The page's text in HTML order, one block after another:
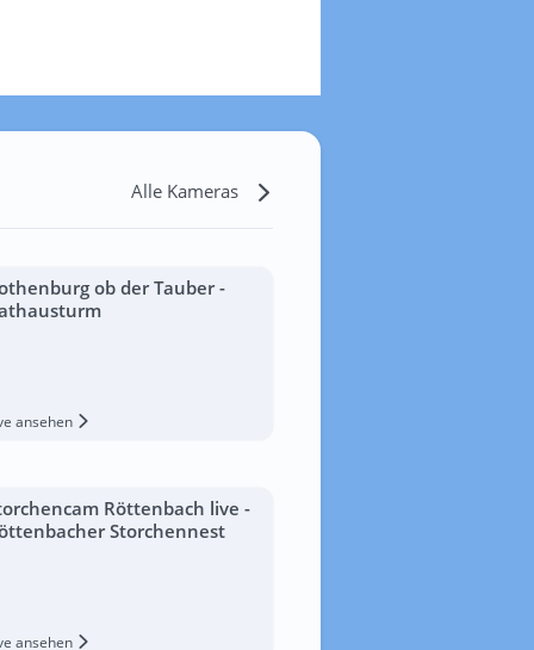
Alle Kameras
ob der Tauber -
ansehen
Röttenbach live -
Storchennest
ansehen